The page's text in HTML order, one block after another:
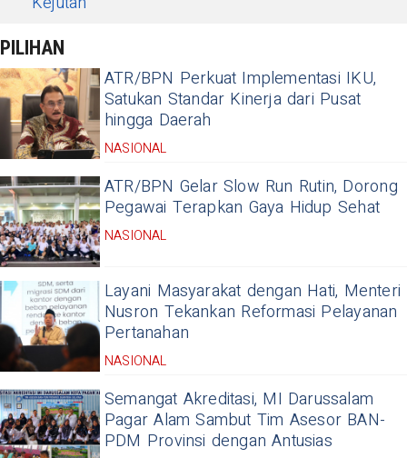
PILIHAN
ATR/BPN Perkuat Implementasi IKU,
Satukan Standar Kinerja dari Pusat
hingga Daerah
NASIONAL
ATR/BPN Gelar Slow Run Rutin, Dorong
Pegawai Terapkan Gaya Hidup Sehat
NASIONAL
Layani Masyarakat dengan Hati, Menteri
Nusron Tekankan Reformasi Pelayanan
Pertanahan
NASIONAL
Semangat Akreditasi, MI Darussalam
Pagar Alam Sambut Tim Asesor BAN-
PDM Provinsi dengan Antusias